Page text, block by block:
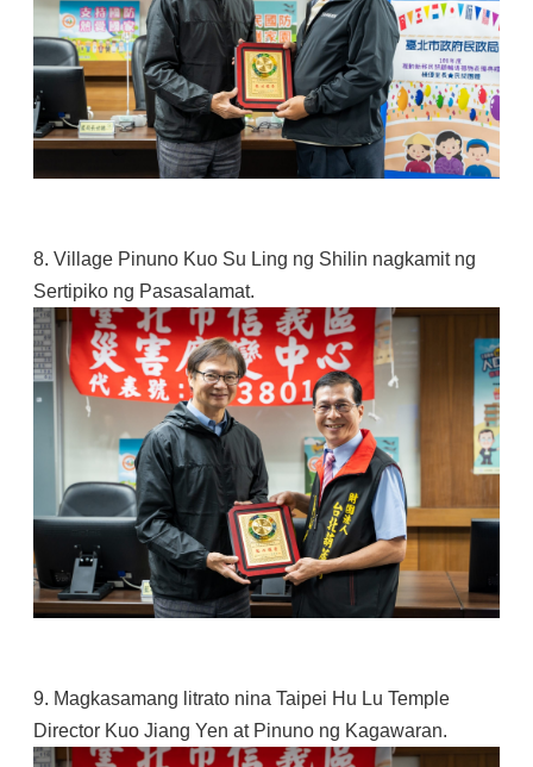
8. Village Pinuno Kuo Su Ling ng Shilin nagkamit ng
Sertipiko ng Pasasalamat.
9. Magkasamang litrato nina Taipei Hu Lu Temple
Director Kuo Jiang Yen at Pinuno ng Kagawaran.